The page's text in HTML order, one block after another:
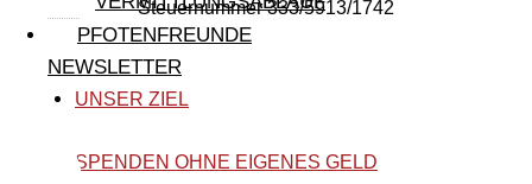
PFOTENFREUNDE
NEWSLETTER
Steuernummer 333/5913/1742
UNSER ZIEL
SPENDEN OHNE EIGENES GELD